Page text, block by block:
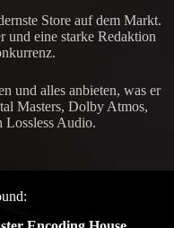
Store auf dem Markt.
eine starke Redaktion
und alles anbieten, was er
Masters, Dolby Atmos,
Audio.